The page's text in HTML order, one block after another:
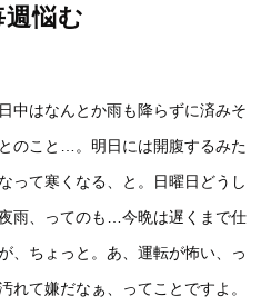
悩む
中はなんとか雨も降らずに済みそ
のこと…。明日には開腹するみた
って寒くなる、と。日曜日どうし
雨、ってのも…今晩は遅くまで仕
、ちょっと。あ、運転が怖い、っ
れて嫌だなぁ、ってことですよ。